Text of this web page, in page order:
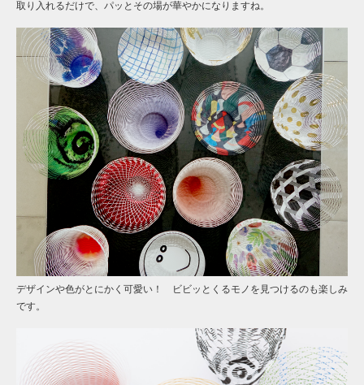
取り入れるだけで、パッとその場が華やかになりますね。
デザインや色がとにかく可愛い！ ビビッとくるモノを見つけるのも楽しみ
です。